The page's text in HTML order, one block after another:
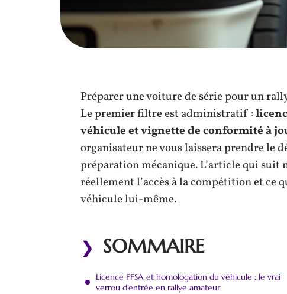
Préparer une voiture de série pour un
Le premier filtre est administratif :
véhicule et vignette de conformité à
organisateur ne vous laissera prendre le
préparation mécanique. L’article qui suit
réellement l’accès à la compétition et ce
véhicule lui-même.
SOMMAIRE
Licence FFSA et homologation du véhicule : le vrai
verrou d’entrée en rallye amateur